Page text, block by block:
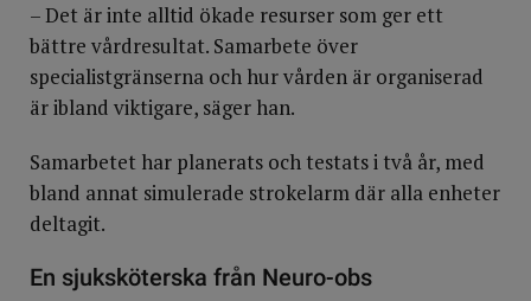
– Det är inte alltid ökade resurser som ger ett
bättre vårdresultat. Samarbete över
specialistgränserna och hur vården är organiserad
är ibland viktigare, säger han.
Samarbetet har planerats och testats i två år, med
bland annat simulerade strokelarm där alla enheter
deltagit.
En sjuksköterska från Neuro-obs